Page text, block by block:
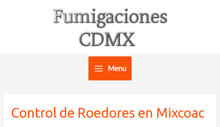
Main
Menu
Control de Roedores en Mixcoac